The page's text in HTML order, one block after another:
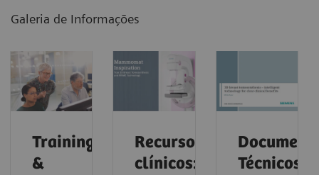
Galeria de Informações
Training
&
Recursos
clínicos:
Técnicos